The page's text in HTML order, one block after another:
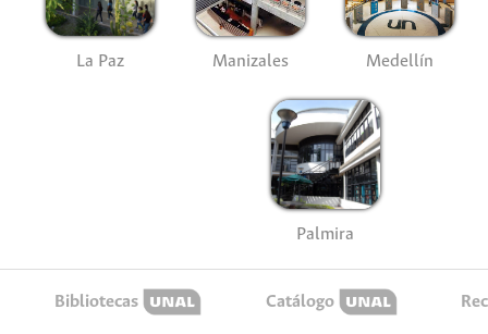
La Paz Manizales Medellín
Palmira
Bibliotecas Catálogo